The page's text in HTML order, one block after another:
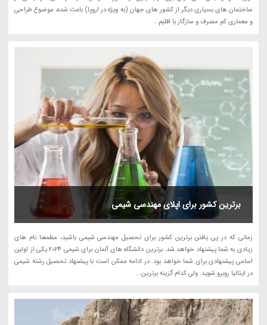
ساختمان های بسیاری دیگر از کشور های جهان (به ویژه در اروپا) باعث شده، موضوع طراحی
و معماری کم مصرف و سازگاز با اقلیم...
برترین کشور برای اپلای مهندسی شیمی
زمانی که در پی یافتن برترین کشور برای تحصیل مهندسی شیمی باشید، مطمعنا نام های
زیادی به شما پیشنهاد خواهد شد. برترین دانشگاه های آلمان برای شیمی 2024 یکی از اولین
اسامی پیشنهادی برای شما خواهد بود. در ادامه ممکن است با پیشنهاد تحصیل رشته شیمی
در ایتالیا روبرو شوید. ولی کدام گزینه برترین...